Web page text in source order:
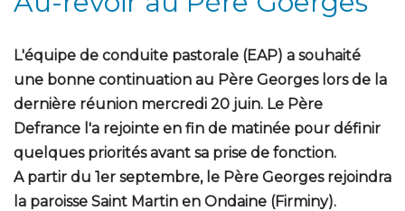
L'équipe de conduite pastorale (EAP) a souhaité
une bonne continuation au Père Georges lors de la
dernière réunion mercredi 20 juin. Le Père
Defrance l'a rejointe en fin de matinée pour définir
quelques priorités avant sa prise de fonction.
A partir du 1er septembre, le Père Georges rejoindra
la paroisse Saint Martin en Ondaine (Firminy).